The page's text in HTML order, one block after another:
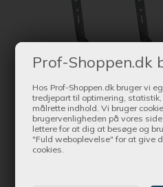
Prof-Shoppen.dk
Hos Prof-Shoppen.dk bruger vi
tredjepart til optimering,
målrette indhold. Vi bruger
brugervenligheden på vores
lettere for at dig at besøge og
"Fuld weboplevelse" for at give
cookies.
Bestil
og få produktet leveret